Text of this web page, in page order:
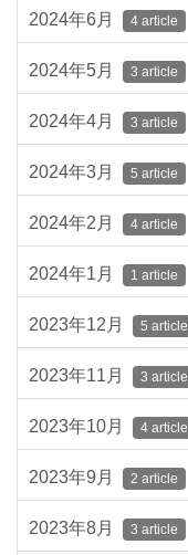
2024年6月 4 article
2024年5月 3 article
2024年4月 3 article
2024年3月 5 article
2024年2月 4 article
2024年1月 1 article
2023年12月 5 article
2023年11月 3 article
2023年10月 4 article
2023年9月 2 article
2023年8月 3 article